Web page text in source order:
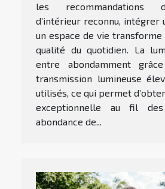
les recommandations
d’intérieur reconnu, intégrer
un espace de vie
qualité du quotidien. La
entre abondamment
transmission lumineuse
utilisés, ce qui permet
exceptionnelle au fil des
abondance de...